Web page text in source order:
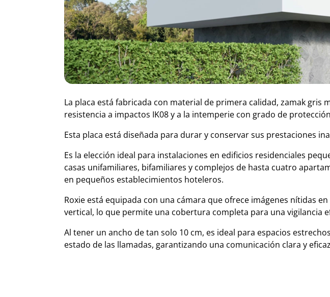
La placa está fabricada con material de primera calidad, zamak gris
resistencia a impactos IK08 y a la intemperie con grado de
Esta placa está diseñada para durar y conservar sus prestaciones
Es la elección ideal para instalaciones en edificios residenciales
casas unifamiliares, bifamiliares y complejos de hasta cuatro
en pequeños establecimientos hoteleros.
Roxie está equipada con una cámara que ofrece imágenes nítidas
vertical, lo que permite una cobertura completa para una vigilancia
Al tener un ancho de tan solo 10 cm, es ideal para espacios
estado de las llamadas, garantizando una comunicación clara y